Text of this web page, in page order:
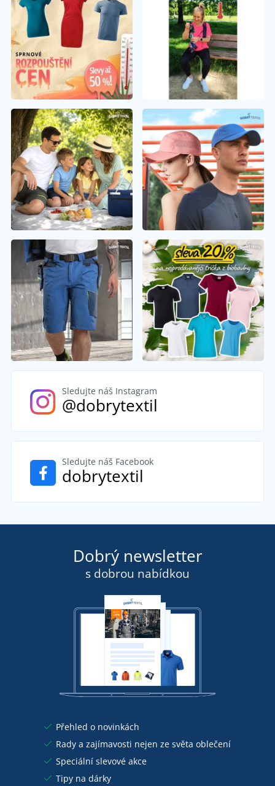
Sledujte náš Instagram
@dobrytextil
Sledujte náš Facebook
dobrytextil
Dobrý newsletter
s dobrou nabídkou
Přehled o novinkách
Rady a zajímavosti nejen ze světa oblečení
Speciální slevové akce
Tipy na dárky